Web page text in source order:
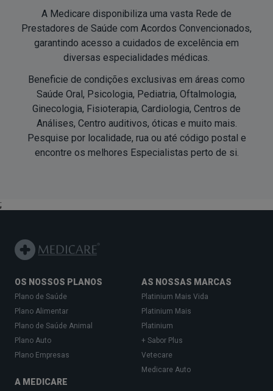
A Medicare disponibiliza uma vasta Rede de
Prestadores de Saúde com Acordos Convencionados,
garantindo acesso a cuidados de excelência em
diversas especialidades médicas.
Beneficie de condições exclusivas em áreas como
Saúde Oral, Psicologia, Pediatria, Oftalmologia,
Ginecologia, Fisioterapia, Cardiologia, Centros de
Análises, Centro auditivos, óticas e muito mais.
Pesquise por localidade, rua ou até código postal e
encontre os melhores Especialistas perto de si.
;
OS NOSSOS PLANOS
Plano de Saúde
Plano Alimentar
Plano de Saúde Animal
Plano Auto
Plano Empresas
A MEDICARE
AS NOSSAS MARCAS
Platinium Mais Vida
Platinium Mais
Platinium
+ Sabor Plus
Vetecare
Medicare Auto